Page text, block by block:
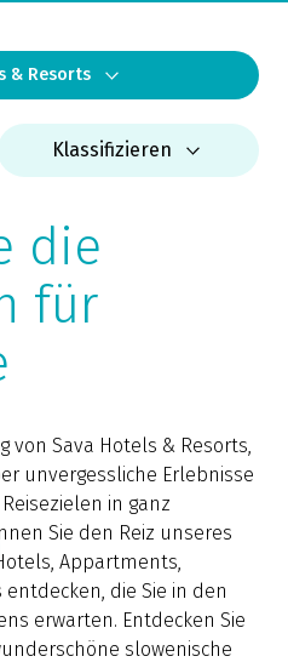
& Resorts
Klassifizieren
die
für
von Sava Hotels & Resorts,
unvergessliche Erlebnisse
in ganz
Sie den Reiz unseres
Appartments,
die Sie in den
erwarten. Entdecken Sie
slowenische